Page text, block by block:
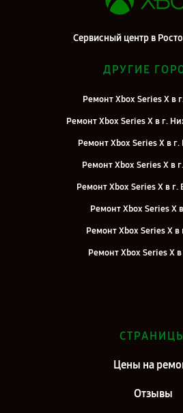
Сервисный центр в
ДРУГИЕ
Ремонт Xbox Series X в
Ремонт Xbox Series X в г.
Ремонт Xbox Series X в
Ремонт Xbox Series X в
Ремонт Xbox Series X в г.
Ремонт Xbox Series X
Ремонт Xbox Series X
Ремонт Xbox Series X в
Ремонт Xbox Series X в г.
Цены на
Отзывы